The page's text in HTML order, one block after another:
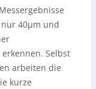
40µm und
Selbst
arbeiten die
kurze